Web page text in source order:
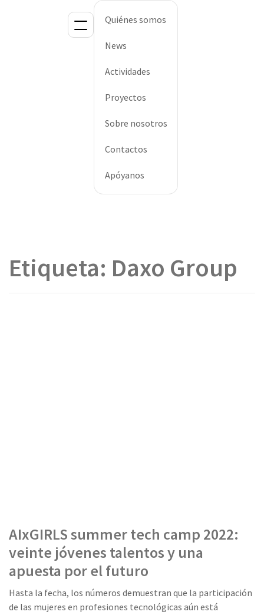
Quiénes somos
News
Actividades
Proyectos
Sobre nosotros
Contactos
Apóyanos
Etiqueta: Daxo Group
AIxGIRLS summer tech camp 2022:
veinte jóvenes talentos y una
apuesta por el futuro
Hasta la fecha, los números demuestran que la participación
de las mujeres en profesiones tecnológicas aún está